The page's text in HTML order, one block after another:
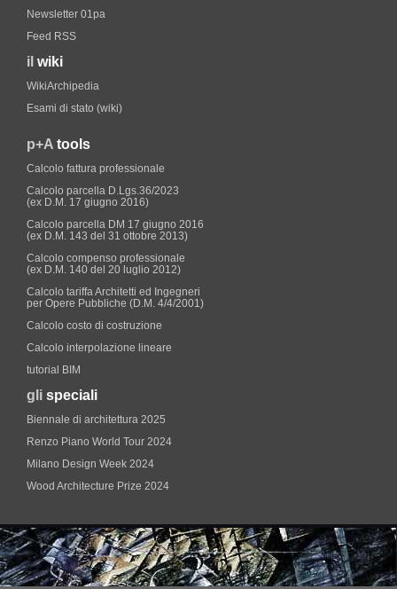
Newsletter 01pa
Feed RSS
il wiki
WikiArchipedia
Esami di stato (wiki)
p+A tools
Calcolo fattura professionale
Calcolo parcella D.Lgs.36/2023
(ex D.M. 17 giugno 2016)
Calcolo parcella DM 17 giugno 2016
(ex D.M. 143 del 31 ottobre 2013)
Calcolo compenso professionale
(ex D.M. 140 del 20 luglio 2012)
Calcolo tariffa Architetti ed Ingegneri
per Opere Pubbliche (D.M. 4/4/2001)
Calcolo costo di costruzione
Calcolo interpolazione lineare
tutorial BIM
gli speciali
Biennale di architettura 2025
Renzo Piano World Tour 2024
Milano Design Week 2024
Wood Architecture Prize 2024